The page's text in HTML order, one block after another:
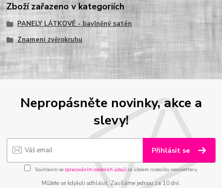
Zboží zařazeno v kategoriích
PANELY LÁTKOVÉ - bavlněný satén
Znamení zvěrokruhu
Nepropásněte novinky, akce a
slevy!
Přihlásit se
Souhlasím se zpracováním osobních údajůza účelem rozesílky newsletteru.
Můžete se kdykoli odhlásit. Zasíláme jednou za 10 dní.